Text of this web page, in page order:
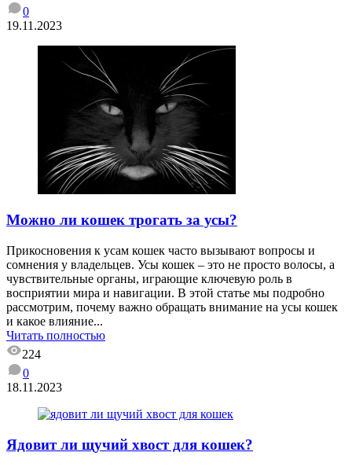
0
19.11.2023
Можно ли кошек трогать за усы?
Прикосновения к усам кошек часто вызывают вопросы и
сомнения у владельцев. Усы кошек – это не просто волосы, а
чувствительные органы, играющие ключевую роль в
восприятии мира и навигации. В этой статье мы подробно
рассмотрим, почему важно обращать внимание на усы кошек
и какое влияние...
Читать полностью
224
0
18.11.2023
Ядовит ли щучий хвост для кошек?